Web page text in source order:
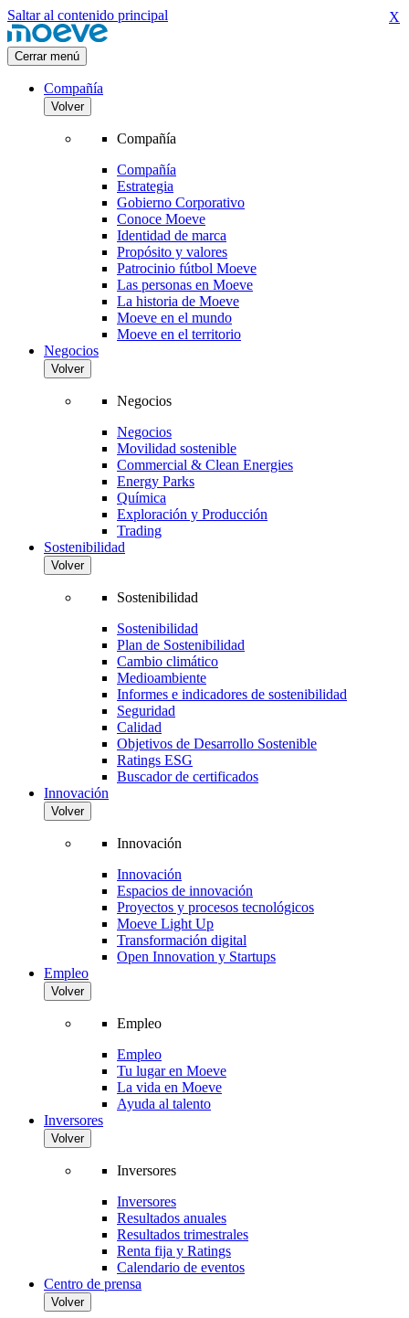
Saltar al contenido principal
Cerrar menú
Compañía
Volver
Compañía
Compañía
Estrategia
Gobierno Corporativo
Conoce Moeve
Identidad de marca
Propósito y valores
Patrocinio fútbol Moeve
Las personas en Moeve
La historia de Moeve
Moeve en el mundo
Moeve en el territorio
Negocios
Volver
Negocios
Negocios
Movilidad sostenible
Commercial & Clean Energies
Energy Parks
Química
Exploración y Producción
Trading
Sostenibilidad
Volver
Sostenibilidad
Sostenibilidad
Plan de Sostenibilidad
Cambio climático
Medioambiente
Informes e indicadores de sostenibilidad
Seguridad
Calidad
Objetivos de Desarrollo Sostenible
Ratings ESG
Buscador de certificados
Innovación
Volver
Innovación
Innovación
Espacios de innovación
Proyectos y procesos tecnológicos
Moeve Light Up
Transformación digital
Open Innovation y Startups
Empleo
Volver
Empleo
Empleo
Tu lugar en Moeve
La vida en Moeve
Ayuda al talento
Inversores
Volver
Inversores
Inversores
Resultados anuales
Resultados trimestrales
Renta fija y Ratings
Calendario de eventos
Centro de prensa
Volver
X